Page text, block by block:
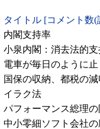
タイトル [コメント数
内閣支持率
小泉内閣：消去法的支
電車が毎日のように
国保の収納、都税の減
イラク法
パフォーマンス総理
中小零細ソフト会社